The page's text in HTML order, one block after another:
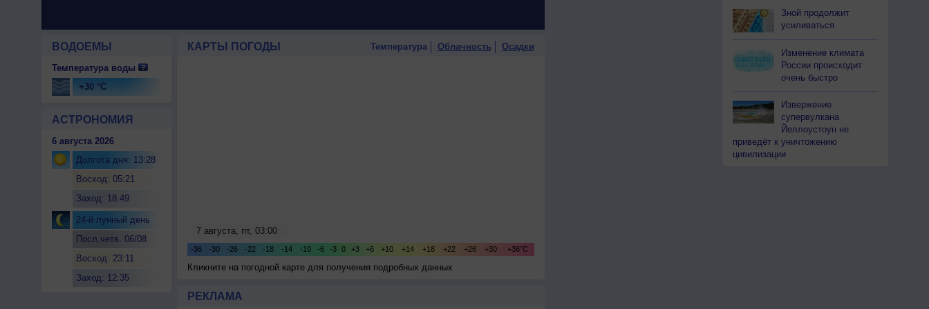
ВОДОЕМЫ
Температура воды
+30 °C
АСТРОНОМИЯ
6 августа 2026
Долгота дня: 13:28
Восход: 05:21
Заход: 18:49
24-й лунный день
Посл.четв. 06/08
Восход: 23:11
Заход: 12:35
КАРТЫ ПОГОДЫ Температура Облачность Осадки
Кликните на погодной карте для получения подробных данных
РЕКЛАМА
Зной продолжит
усиливаться
Изменение климата
России происходит
очень быстро
Извержение
супервулкана
Йеллоустоун не
приведёт к уничтожению
цивилизации